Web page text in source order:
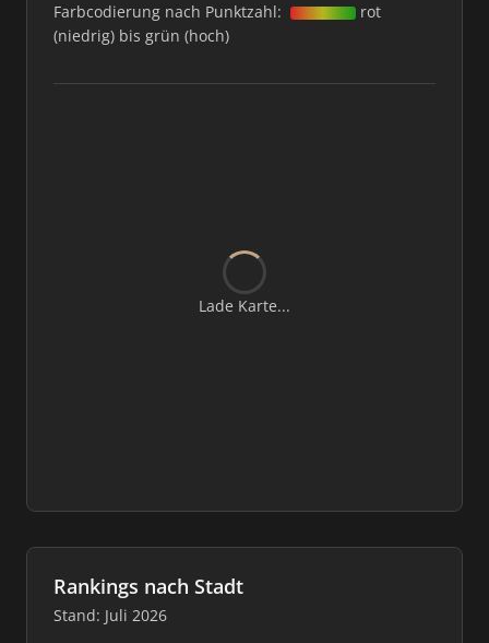
Farbcodierung nach Punktzahl:
rot
(niedrig) bis grün (hoch)
Lade Karte...
Rankings nach Stadt
Stand: Juli 2026